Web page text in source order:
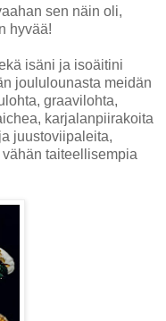
sen näin oli,
hyvää!
isäni ja isoäitini
joululounasta meidän
graavilohta,
karjalanpiirakoita
juustoviipaleita,
taiteellisempia